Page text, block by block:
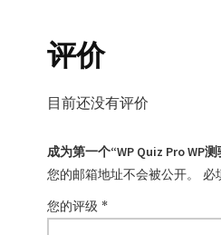
评价
目前还没有评价
成为第一个“WP Quiz Pro WP
您的邮箱地址不会被公开。
必
您的评级 *